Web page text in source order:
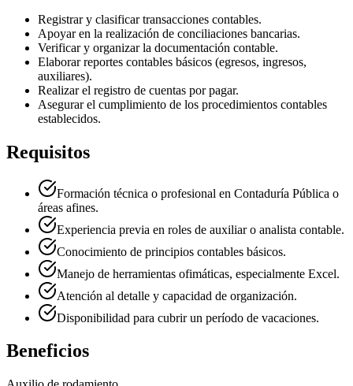
Registrar y clasificar transacciones contables.
Apoyar en la realización de conciliaciones bancarias.
Verificar y organizar la documentación contable.
Elaborar reportes contables básicos (egresos, ingresos,
auxiliares).
Realizar el registro de cuentas por pagar.
Asegurar el cumplimiento de los procedimientos contables
establecidos.
Requisitos
Formación técnica o profesional en Contaduría Pública o
áreas afines.
Experiencia previa en roles de auxiliar o analista contable.
Conocimiento de principios contables básicos.
Manejo de herramientas ofimáticas, especialmente Excel.
Atención al detalle y capacidad de organización.
Disponibilidad para cubrir un período de vacaciones.
Beneficios